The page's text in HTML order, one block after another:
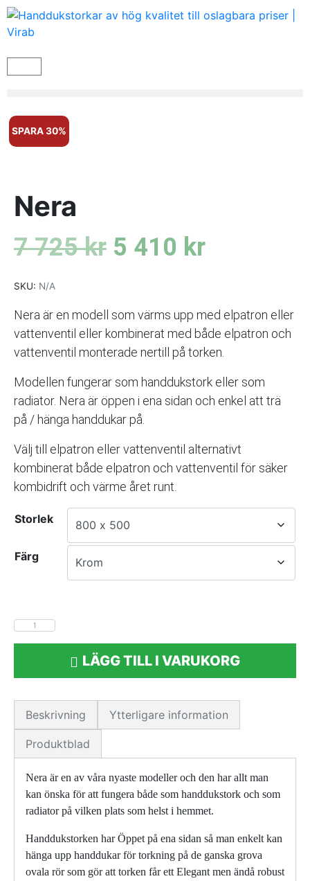
SPARA 30%
Nera
7 725kr 5 410 kr
SKU: N/A
Nera är en modell som värms upp med elpatron eller
vattenventil eller kombinerat med både elpatron och
vattenventil monterade nertill på torken.
Modellen fungerar som handdukstork eller som
radiator. Nera är öppen i ena sidan och enkel att trä
på / hänga handdukar på.
Välj till elpatron eller vattenventil alternativt
kombinerat både elpatron och vattenventil för säker
kombidrift och värme året runt.
Storlek
Färg
LÄGG TILL I VARUKORG
Beskrivning Ytterligare information
Produktblad
Nera är en av våra nyaste modeller och den har allt man
kan önska för att fungera både som handdukstork och som
radiator på vilken plats som helst i hemmet.
Handdukstorken har Öppet på ena sidan så man enkelt kan
hänga upp handdukar för torkning på de ganska grova
ovala rör som gör att torken får ett Elegant men ändå robust